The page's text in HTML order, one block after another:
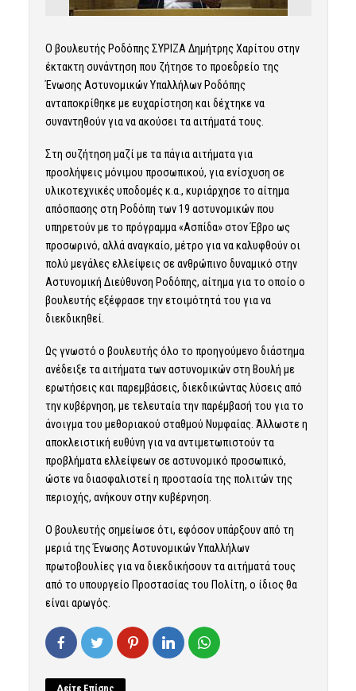
Ο βουλευτής Ροδόπης ΣΥΡΙΖΑ Δημήτρης Χαρίτου στην
έκτακτη συνάντηση που ζήτησε το προεδρείο της
Ένωσης Αστυνομικών Υπαλλήλων Ροδόπης
ανταποκρίθηκε με ευχαρίστηση και δέχτηκε να
συναντηθούν για να ακούσει τα αιτήματά τους.
Στη συζήτηση μαζί με τα πάγια αιτήματα για
προσλήψεις μόνιμου προσωπικού, για ενίσχυση σε
υλικοτεχνικές υποδομές κ.α., κυριάρχησε το αίτημα
απόσπασης στη Ροδόπη των 19 αστυνομικών που
υπηρετούν με το πρόγραμμα «Ασπίδα» στον Έβρο ως
προσωρινό, αλλά αναγκαίο, μέτρο για να καλυφθούν οι
πολύ μεγάλες ελλείψεις σε ανθρώπινο δυναμικό στην
Αστυνομική Διεύθυνση Ροδόπης, αίτημα για το οποίο ο
βουλευτής εξέφρασε την ετοιμότητά του για να
διεκδικηθεί.
Ως γνωστό ο βουλευτής όλο το προηγούμενο διάστημα
ανέδειξε τα αιτήματα των αστυνομικών στη Βουλή με
ερωτήσεις και παρεμβάσεις, διεκδικώντας λύσεις από
την κυβέρνηση, με τελευταία την παρέμβασή του για το
άνοιγμα του μεθοριακού σταθμού Νυμφαίας. Άλλωστε η
αποκλειστική ευθύνη για να αντιμετωπιστούν τα
προβλήματα ελλείψεων σε αστυνομικό προσωπικό,
ώστε να διασφαλιστεί η προστασία της πολιτών της
περιοχής, ανήκουν στην κυβέρνηση.
Ο βουλευτής σημείωσε ότι, εφόσον υπάρξουν από τη
μεριά της Ένωσης Αστυνομικών Υπαλλήλων
πρωτοβουλίες για να διεκδικήσουν τα αιτήματά τους
από το υπουργείο Προστασίας του Πολίτη, ο ίδιος θα
είναι αρωγός.
Δείτε Επίσης